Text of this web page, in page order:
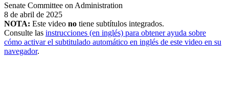
Senate Committee on Administration
8 de abril de 2025
NOTA: Este video no tiene subtítulos integrados.
Consulte las instrucciones (en inglés) para obtener ayuda sobre
cómo activar el subtitulado automático en inglés de este video en su
navegador.